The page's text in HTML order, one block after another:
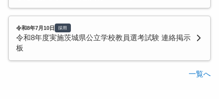
令和8年7月10日 採用
令和8年度実施茨城県公立学校教員選考試験 連絡掲示
板
一覧へ